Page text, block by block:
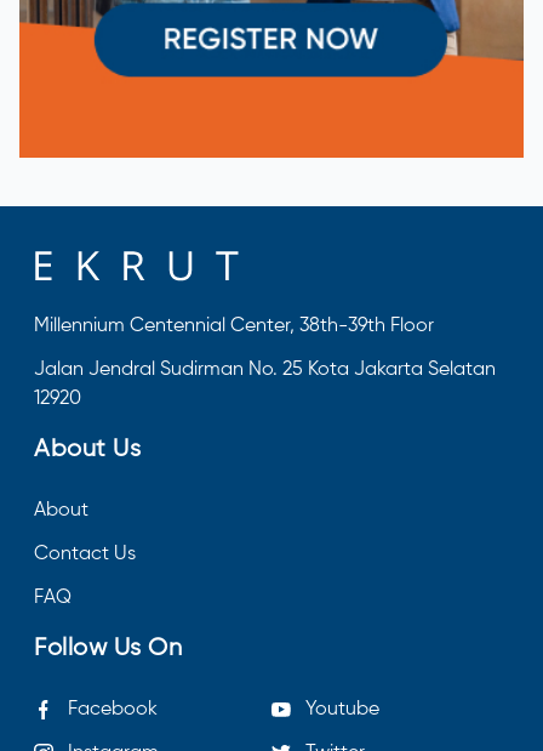
Millennium Centennial Center, 38th-39th Floor
Jalan Jendral Sudirman No. 25 Kota Jakarta Selatan
12920
About Us
About
Contact Us
FAQ
Follow Us On
Facebook Youtube